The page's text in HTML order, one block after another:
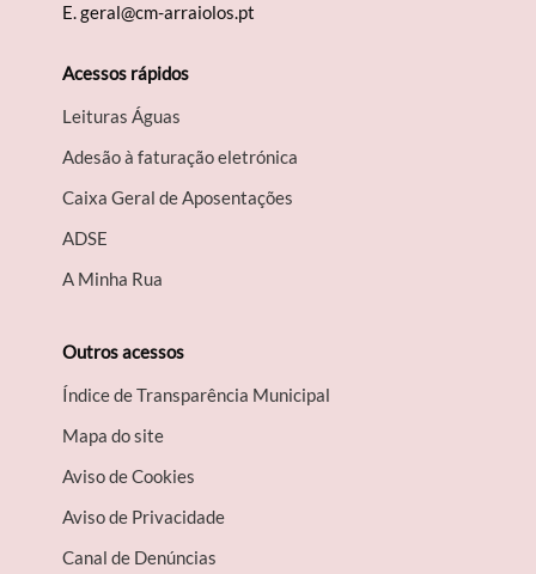
E.geral@cm-arraiolos.pt
Acessos rápidos
Leituras Águas
Adesão à faturação eletrónica
Caixa Geral de Aposentações
A​DSE
A Minha Rua
Outros acessos
Índice de Transparência Municipal
Mapa do site
Aviso de Cookies
Aviso de Privacidade
Canal de Denúncias